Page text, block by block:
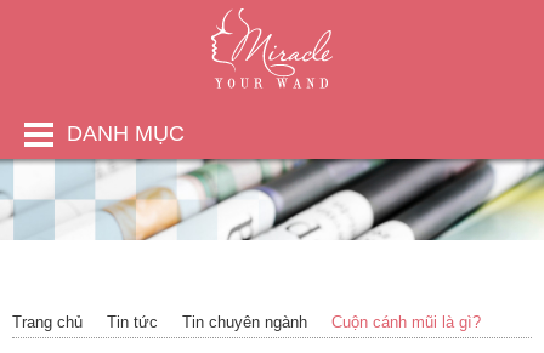
DANH MỤC
Trang chủ Tin tức Tin chuyên ngành Cuộn cánh mũi là gì?